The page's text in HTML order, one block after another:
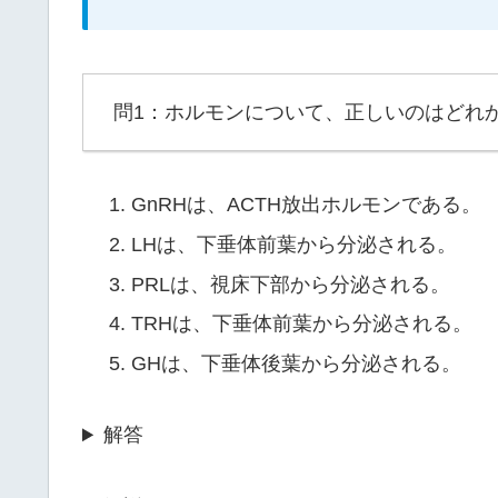
問1：ホルモンについて、正しいのはどれ
GnRHは、ACTH放出ホルモンである。
LHは、下垂体前葉から分泌される。
PRLは、視床下部から分泌される。
TRHは、下垂体前葉から分泌される。
GHは、下垂体後葉から分泌される。
解答